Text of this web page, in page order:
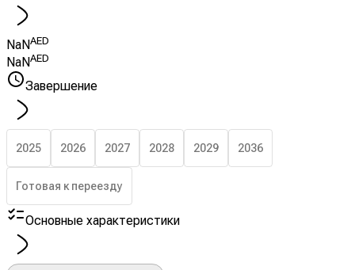
NaNAED
NaNAED
Завершение
2025 2026 2027 2028 2029 2036
Готовая к переезду
Основные характеристики